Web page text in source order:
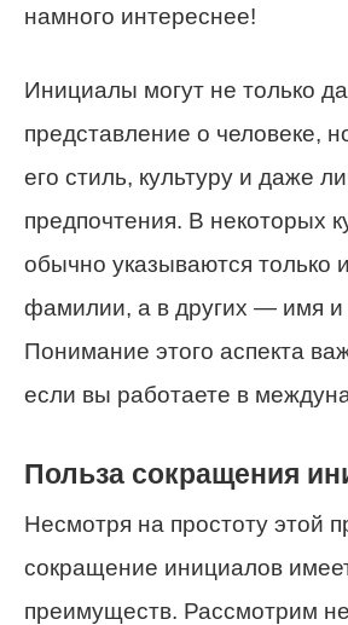
намного интереснее!
Инициалы могут не только
представление о человеке,
его стиль, культуру и даже
предпочтения. В некоторых
обычно указываются только
фамилии, а в других — имя
Понимание этого аспекта
если вы работаете в
Польза сокращения
Несмотря на простоту этой
сокращение инициалов
преимуществ. Рассмотрим